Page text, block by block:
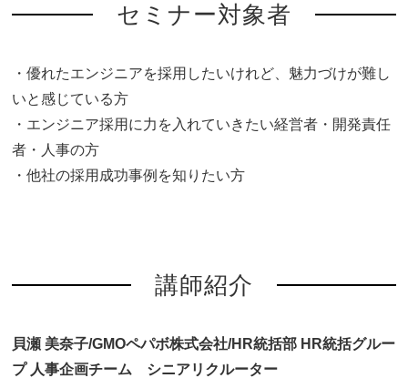
セミナー対象者
・優れたエンジニアを採用したいけれど、魅力づけが難し
いと感じている方
・エンジニア採用に力を入れていきたい経営者・開発責任
者・人事の方
・他社の採用成功事例を知りたい方
講師紹介
貝瀬 美奈子/GMOペパボ株式会社/HR統括部 HR統括グルー
プ 人事企画チーム シニアリクルーター